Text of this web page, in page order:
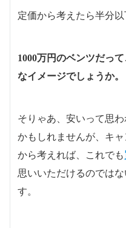
定価から考えたら半分以
1000万円のベンツだっ
なイメージでしょうか。
そりゃあ、安いって思
かもしれませんが、キ
から考えれば、これでも
思いいただけるのでは
す。